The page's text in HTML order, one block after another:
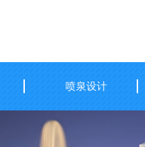
喷泉设计